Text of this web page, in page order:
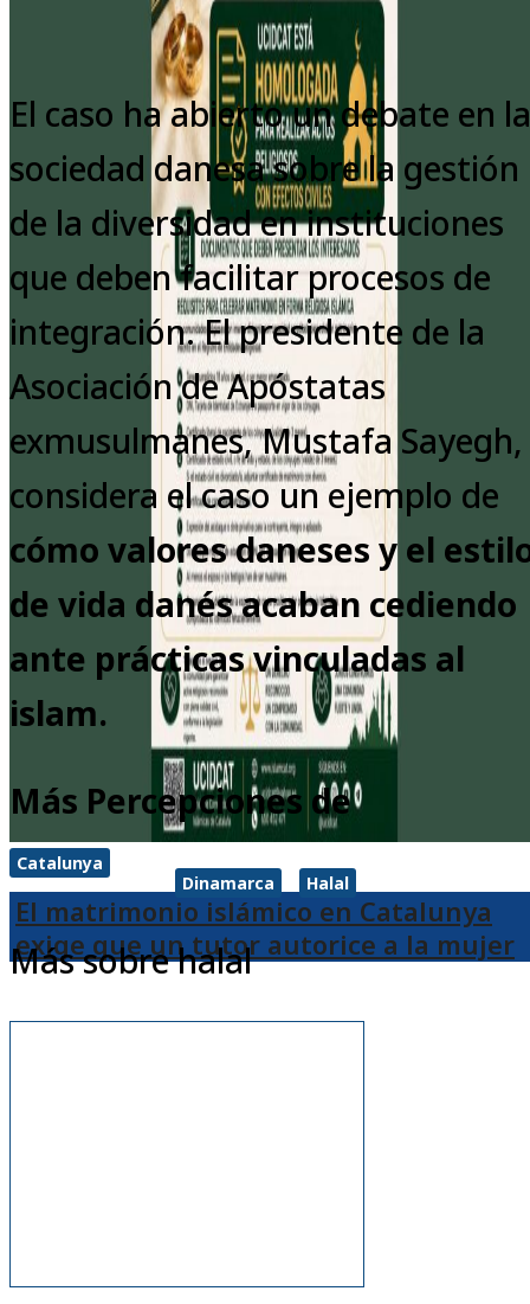
Catalunya
El matrimonio islámico en Catalunya
exige que un tutor autorice a la mujer
El caso ha abierto un debate en la
sociedad danesa sobre la gestión
de la diversidad en instituciones
que deben facilitar procesos de
integración. El presidente de la
Asociación de Apóstatas
exmusulmanes, Mustafa Sayegh,
considera el caso un ejemplo de
cómo valores daneses y el
de vida danés acaban cediendo
ante prácticas vinculadas al
islam.
Más Percepciones de
Dinamarca Halal
Más sobre halal